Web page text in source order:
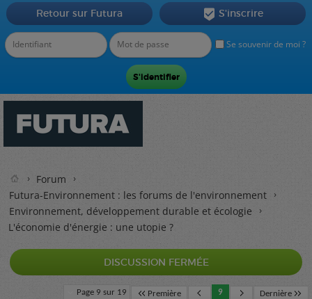
Se souvenir de moi ?
Retour sur Futura  S'inscrire
Forum
Futura-Environnement : les forums de l'environnement
Environnement, développement durable et écologie
L'économie d'énergie : une utopie ?
DISCUSSION FERMÉE
Page 9 sur 19 Première 9 Dernière